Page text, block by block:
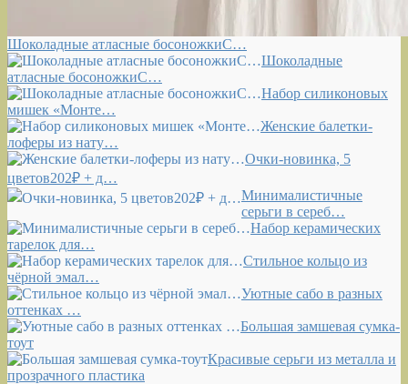
Шоколадные атласные босоножкиС…
Шоколадные
атласные босоножкиС…
Набор силиконовых
мишек «Монте…
Женские балетки-
лоферы из нату…
Очки-новинка, 5
цветов202₽ + д…
Минималистичные
серьги в сереб…
Набор керамических
тарелок для…
Стильное кольцо из
чёрной эмал…
Уютные сабо в разных
оттенках …
Большая замшевая сумка-
тоут
Красивые серьги из металла и
прозрачного пластика